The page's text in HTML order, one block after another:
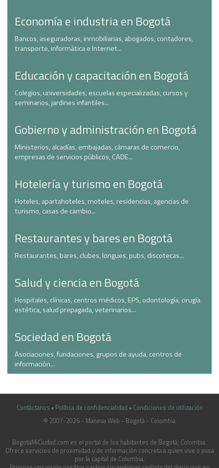
Economía e industria en Bogotá
Bancos, aseguradoras, inmobiliarias, abogados, contadores,
transporte, informática e Internet...
Educación y capacitación en Bogotá
Colegios, universidades, escuelas especializadas, cursos y
seminarios, jardines infantiles...
Gobierno y administración en Bogotá
Ministerios, alcadías, embajadas, cámaras de comercio,
empresas de servicios públicos, CADE...
Hotelería y turismo en Bogotá
Hoteles, apartahoteles, moteles, residencias, agencias de
turismo, casas de cambio...
Restaurantes y bares en Bogotá
Restaurantes, bares, clubes, longues, pubs, discotecas...
Salud y ciencia en Bogotá
Hospitales, clínicas, centros médicos, EPS, odontología, cirugía
estética, salud prepagada, veterinarios...
Sociedad en Bogotá
Asociaciones, fundaciones, grupos de ayuda, centros de
información...
Contáctanos • Política de confidencialidad • Condiciones de utilización
© 2007-2026 - Maneva Web - Bogotá - Colombia
casinoluck.ca
BogotaMiCiudad.com es el portal de los habitantes de Bogotá, Colombia.
Ofrece servicios de proximidad y de información concreta a quien vive o pasa
por la capital de Colombia.